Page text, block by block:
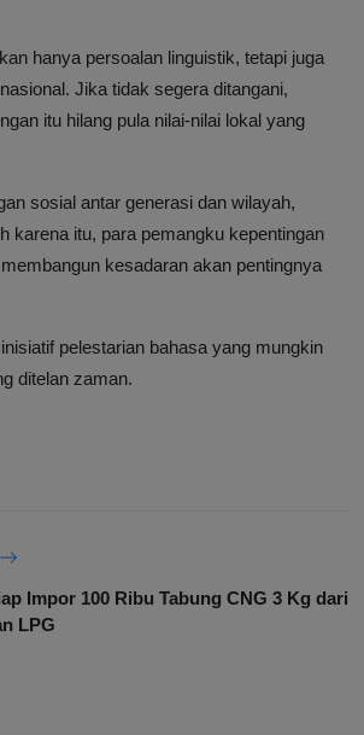
hanya persoalan linguistik, tetapi juga
Jika tidak segera ditangani,
itu hilang pula nilai-nilai lokal yang
sosial antar generasi dan wilayah,
karena itu, para pemangku kepentingan
kesadaran akan pentingnya
pelestarian bahasa yang mungkin
ditelan zaman.
Impor 100 Ribu Tabung CNG 3 Kg dari
LPG